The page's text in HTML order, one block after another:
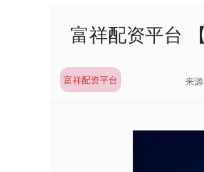
富祥配资平台
富祥配资平台 来